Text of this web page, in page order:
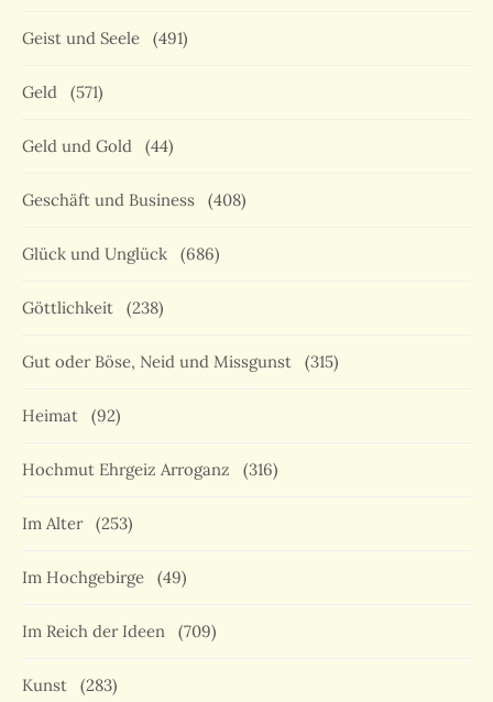
Geist und Seele (491)
Geld (571)
Geld und Gold (44)
Geschäft und Business (408)
Glück und Unglück (686)
Göttlichkeit (238)
Gut oder Böse, Neid und Missgunst (315)
Heimat (92)
Hochmut Ehrgeiz Arroganz (316)
Im Alter (253)
Im Hochgebirge (49)
Im Reich der Ideen (709)
Kunst (283)